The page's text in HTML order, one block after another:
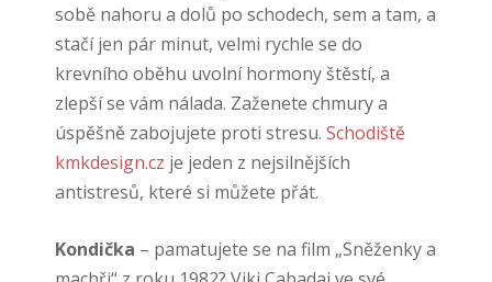
sobě nahoru a dolů po schodech, sem a tam, a
stačí jen pár minut, velmi rychle se do
krevního oběhu uvolní hormony štěstí, a
zlepší se vám nálada. Zaženete chmury a
úspěšně zabojujete proti stresu. Schodiště
kmkdesign.cz je jeden z nejsilnějších
antistresů, které si můžete přát.
Kondička – pamatujete se na film „Sněženky a